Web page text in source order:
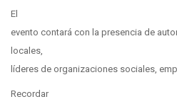
El
evento contará con la presencia de
locales,
líderes de organizaciones sociales,
Recordar